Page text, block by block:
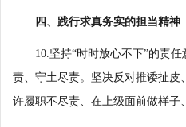
四、践行求真务实的担当精神
10.坚持“时时放心不下”的责任
责、守土尽责。坚决反对推诿扯皮
许履职不尽责、在上级面前做样子